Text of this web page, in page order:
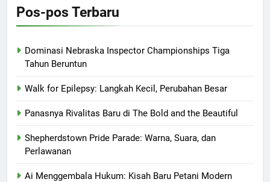
Pos-pos Terbaru
Dominasi Nebraska Inspector Championships Tiga
Tahun Beruntun
Walk for Epilepsy: Langkah Kecil, Perubahan Besar
Panasnya Rivalitas Baru di The Bold and the Beautiful
Shepherdstown Pride Parade: Warna, Suara, dan
Perlawanan
Ai Menggembala Hukum: Kisah Baru Petani Modern